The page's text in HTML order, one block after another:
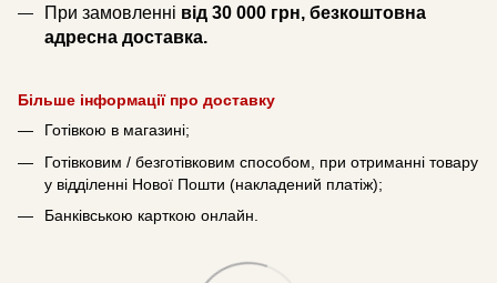
При замовленні від 30 000 грн, безкоштовна
адресна доставка.
Більше інформації про доставку
Готівкою в магазині;
Готівковим / безготівковим способом, при отриманні товару
у відділенні Нової Пошти (накладений платіж);
Банківською карткою онлайн.